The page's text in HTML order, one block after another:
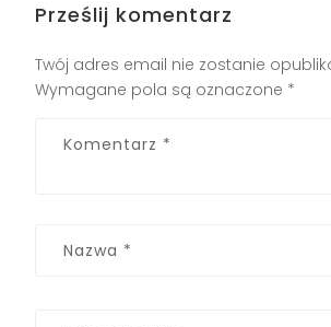
Prześlij komentarz
Twój adres email nie zostanie
Wymagane pola są oznaczone *